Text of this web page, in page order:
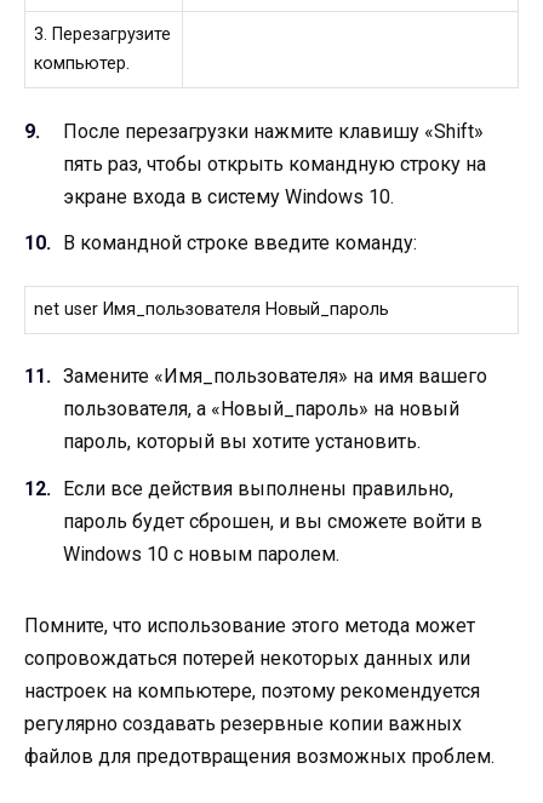
3. Перезагрузите
компьютер.
После перезагрузки нажмите клавишу «Shift»
пять раз, чтобы открыть командную строку на
экране входа в систему Windows 10.
В командной строке введите команду:
net user Имя_пользователя Новый_пароль
Замените «Имя_пользователя» на имя вашего
пользователя, а «Новый_пароль» на новый
пароль, который вы хотите установить.
Если все действия выполнены правильно,
пароль будет сброшен, и вы сможете войти в
Windows 10 с новым паролем.
Помните, что использование этого метода может
сопровождаться потерей некоторых данных или
настроек на компьютере, поэтому рекомендуется
регулярно создавать резервные копии важных
файлов для предотвращения возможных проблем.